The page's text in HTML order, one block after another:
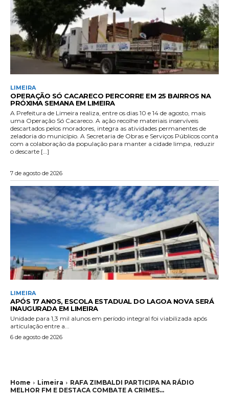
LIMEIRA
OPERAÇÃO SÓ CACARECO PERCORRE EM 25 BAIRROS NA
PRÓXIMA SEMANA EM LIMEIRA
A Prefeitura de Limeira realiza, entre os dias 10 e 14 de agosto, mais
uma Operação Só Cacareco. A ação recolhe materiais inservíveis
descartados pelos moradores, integra as atividades permanentes de
zeladoria do município. A Secretaria de Obras e Serviços Públicos conta
com a colaboração da população para manter a cidade limpa, reduzir
o descarte […]
7 de agosto de 2026
LIMEIRA
APÓS 17 ANOS, ESCOLA ESTADUAL DO LAGOA NOVA SERÁ
INAUGURADA EM LIMEIRA
Unidade para 1,3 mil alunos em período integral foi viabilizada após
articulação entre a...
6 de agosto de 2026